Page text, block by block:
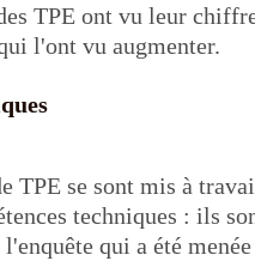
TPE ont vu leur
l'ont vu augmenter.
TPE se sont mis à
techniques : ils
qui a été